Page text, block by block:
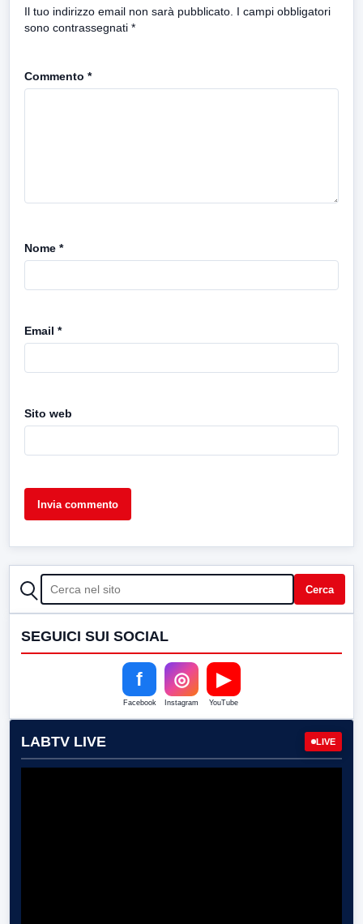
Il tuo indirizzo email non sarà pubblicato. I campi obbligatori
sono contrassegnati *
Commento *
Nome *
Email *
Sito web
CERCA Cerca
SEGUICI SUI SOCIAL
f
Facebook
◎
Instagram
▶
YouTube
LABTV LIVE LIVE